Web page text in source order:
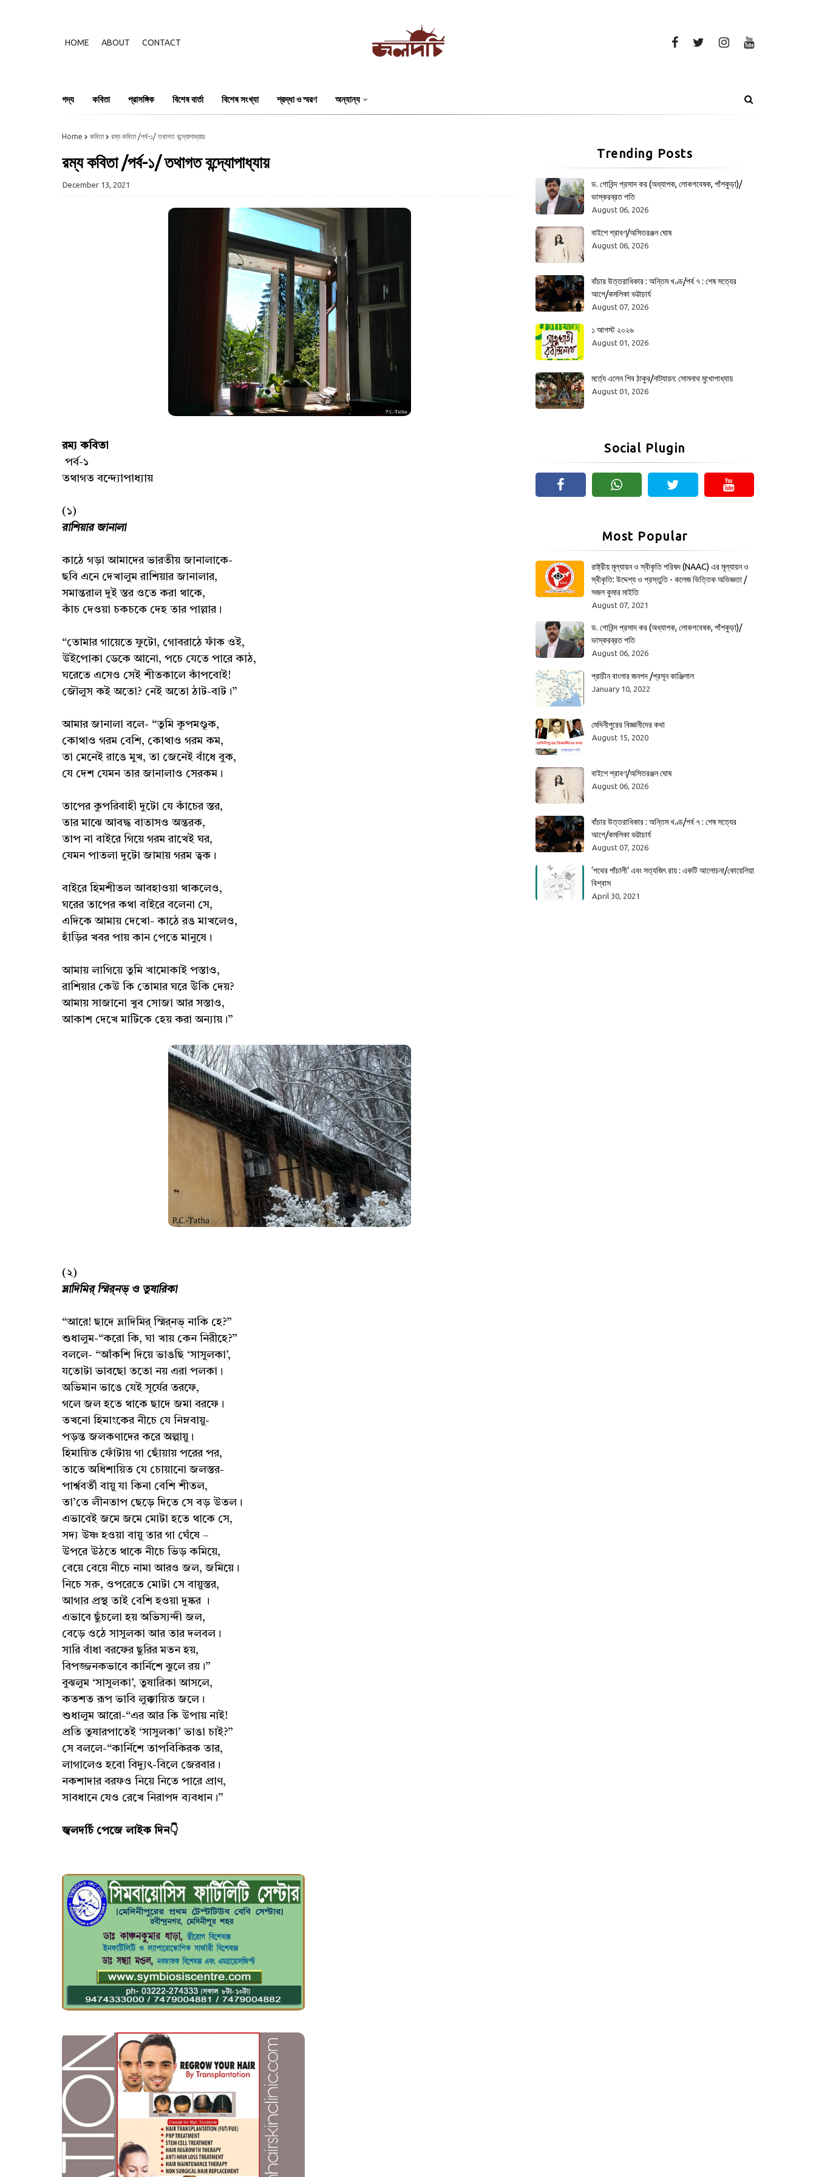
HOME ABOUT CONTACT
গদ্য কবিতা প্রাসঙ্গিক বিশেষ বার্তা বিশেষ সংখ্যা শ্রদ্ধা ও স্মরণ অন্যান্য
Home কবিতা রম্য কবিতা /পর্ব-১/ তথাগত বন্দ্যোপাধ্যায়
রম্য কবিতা /পর্ব-১/ তথাগত বন্দ্যোপাধ্যায়
December 13, 2021
রম্য কবিতা
পর্ব-১
তথাগত বন্দ্যোপাধ্যায়
(১)
রাশিয়ার জানালা
কাঠে গড়া আমাদের ভারতীয় জানালাকে-
ছবি এনে দেখালুম রাশিয়ার জানালার,
সমান্তরাল দুই স্তর ওতে করা থাকে,
কাঁচ দেওয়া চকচকে দেহ তার পাল্লার।
“তোমার গায়েতে ফুটো, গোবরাঠে ফাঁক ওই,
উইপোকা ডেকে আনো, পচে যেতে পারে কাঠ,
ঘরেতে এসেও সেই শীতকালে কাঁপবোই!
জৌলুস কই অতো? নেই অতো ঠাট-বাট।”
আমার জানালা বলে- “তুমি কূপমণ্ডূক,
কোথাও গরম বেশি, কোথাও গরম কম,
তা মেনেই রাঙে মুখ, তা জেনেই বাঁধে বুক,
যে দেশ যেমন তার জানালাও সেরকম।
তাপের কুপরিবাহী দুটো যে কাঁচের স্তর,
তার মাঝে আবদ্ধ বাতাসও অন্তরক,
তাপ না বাইরে গিয়ে গরম রাখেই ঘর,
যেমন পাতলা দুটো জামায় গরম ত্বক।
বাইরে হিমশীতল আবহাওয়া থাকলেও,
ঘরের তাপের কথা বাইরে বলেনা সে,
এদিকে আমায় দেখো- কাঠে রঙ মাখলেও,
হাঁড়ির খবর পায় কান পেতে মানুষে।
আমায় লাগিয়ে তুমি খামোকাই পস্তাও,
রাশিয়ার কেউ কি তোমার ঘরে উঁকি দেয়?
আমায় সাজানো খুব সোজা আর সস্তাও,
আকাশ দেখে মাটিকে হেয় করা অন্যায়।”
(২)
ভ্লাদিমির্‌ স্মির্‌নভ্‌ ও তুষারিকা
“আরে! ছাদে ভ্লাদিমির্‌ স্মির্‌নভ্‌ নাকি হে?”
শুধালুম-“করো কি, ঘা খায় কেন নিরীহে?”
বললে- “আঁকশি দিয়ে ভাঙছি ‘সাসুলকা’,
যতোটা ভাবছো ততো নয় এরা পলকা।
অভিমান ভাঙে যেই সূর্যের তরফে,
গলে জল হতে থাকে ছাদে জমা বরফে।
তখনো হিমাংকের নীচে যে নিম্নবায়ু-
পড়ন্ত জলকণাদের করে অল্পায়ু।
হিমায়িত ফোঁটায় গা ছোঁয়ায় পরের পর,
তাতে অধিশায়িত যে চোয়ানো জলস্তর-
পার্শ্ববর্তী বায়ু যা কিনা বেশি শীতল,
তা’তে লীনতাপ ছেড়ে দিতে সে বড় উতল।
এভাবেই জমে জমে মোটা হতে থাকে সে,
সদ্য উষ্ণ হওয়া বায়ু তার গা ঘেঁষে –
উপরে উঠতে থাকে নীচে ভিড় কমিয়ে,
বেয়ে বেয়ে নীচে নামা আরও জল, জমিয়ে।
নিচে সরু, ওপরেতে মোটা সে বায়ুস্তর,
আগার প্রস্থ তাই বেশি হওয়া দুষ্কর ।
এভাবে ছুঁচলো হয় অভিস্যন্দী জল,
বেড়ে ওঠে সাসুলকা আর তার দলবল।
সারি বাঁধা বরফের ছুরির মতন হয়,
বিপজ্জনকভাবে কার্নিশে ঝুলে রয়।”
বুঝলুম ‘সাসুলকা’, তুষারিকা আসলে,
কতশত রূপ ভাবি লুক্কায়িত জলে।
শুধালুম আরো-“এর আর কি উপায় নাই!
প্রতি তুষারপাতেই ‘সাসুলকা’ ভাঙা চাই?”
সে বললে-“কার্নিশে তাপবিকিরক তার,
লাগালেও হবো বিদ্যুৎ-বিলে জেরবার।
নকশাদার বরফও নিয়ে নিতে পারে প্রাণ,
সাবধানে যেও রেখে নিরাপদ ব্যবধান।”
জ্বলদর্চি পেজে লাইক দিন👇
Trending Posts
ড. গোবিন্দ প্রসাদ কর (অধ্যাপক, লোকগবেষক, পাঁশকুড়া)/
ভাস্করব্রত পতি
August 06, 2026
বাইশে শ্রাবণ/অসিতরঞ্জন ঘোষ
August 06, 2026
বাঁচার উত্তরাধিকার : অন্তিম খণ্ড/পর্ব ৭ : শেষ সত্যের
আগে/কমলিকা ভট্টাচার্য
August 07, 2026
১ আগস্ট ২০২৬
August 01, 2026
মর্ত্যে এলেন শিব ঠাকুর/নাট্যায়ন: সোমনাথ মুখোপাধ্যায়
August 01, 2026
Social Plugin
Most Popular
রাষ্ট্রীয় মূল্যায়ন ও স্বীকৃতি পরিষদ (NAAC) এর মূল্যায়ন ও
স্বীকৃতি: উদ্দেশ্য ও প্রস্তুতি - কলেজ ভিত্তিক অভিজ্ঞতা /
সজল কুমার মাইতি
August 07, 2021
ড. গোবিন্দ প্রসাদ কর (অধ্যাপক, লোকগবেষক, পাঁশকুড়া)/
ভাস্করব্রত পতি
August 06, 2026
প্রাচীন বাংলার জনপদ /প্রসূন কাঞ্জিলাল
January 10, 2022
মেদিনীপুরের বিজ্ঞানীদের কথা
August 15, 2020
বাইশে শ্রাবণ/অসিতরঞ্জন ঘোষ
August 06, 2026
বাঁচার উত্তরাধিকার : অন্তিম খণ্ড/পর্ব ৭ : শেষ সত্যের
আগে/কমলিকা ভট্টাচার্য
August 07, 2026
‘পথের পাঁচালী’ এবং সত্যজিৎ রায় : একটি আলোচনা/কোয়েলিয়া
বিশ্বাস
April 30, 2021